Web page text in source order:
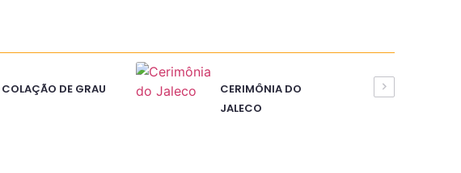
COLAÇÃO DE GRAU
CERIMÔNIA DO
JALECO